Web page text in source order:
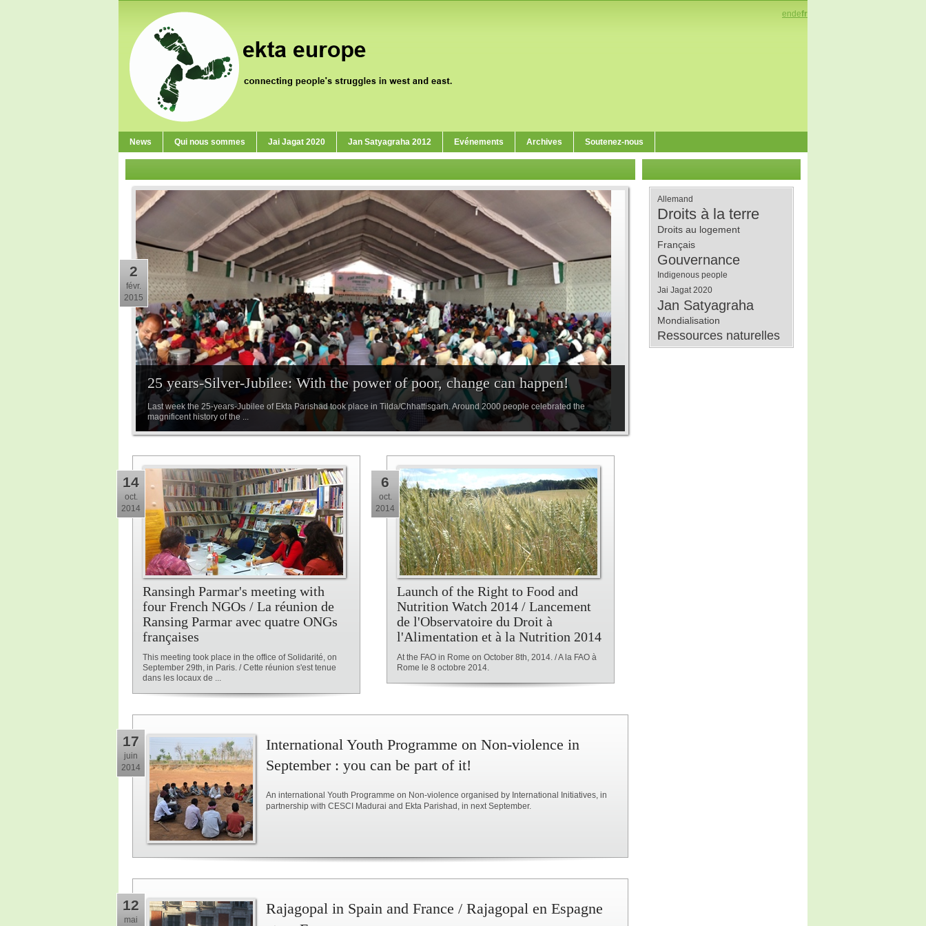
endefr
News Qui nous sommes Jai Jagat 2020 Jan Satyagraha 2012 Evénements Archives Soutenez-nous
25 years-Silver-Jubilee: With the power of poor, change can happen!
Last week the 25-years-Jubilee of Ekta Parishad took place in Tilda/Chhattisgarh. Around 2000 people celebrated the
magnificent history of the ...
2
févr.
2015
Ransingh Parmar's meeting with
four French NGOs / La réunion de
Ransing Parmar avec quatre ONGs
françaises
This meeting took place in the office of Solidarité, on
September 29th, in Paris. / Cette réunion s'est tenue
dans les locaux de ...
14
oct.
2014
Launch of the Right to Food and
Nutrition Watch 2014 / Lancement
de l'Observatoire du Droit à
l'Alimentation et à la Nutrition 2014
At the FAO in Rome on October 8th, 2014. / A la FAO à
Rome le 8 octobre 2014.
6
oct.
2014
17
juin
2014
International Youth Programme on Non-violence in
September : you can be part of it!
An international Youth Programme on Non-violence organised by International Initiatives, in
partnership with CESCI Madurai and Ekta Parishad, in next September.
12
mai
Rajagopal in Spain and France / Rajagopal en Espagne
Allemand
Droits à la terre
Droits au logement
Français
Gouvernance
Indigenous people
Jai Jagat 2020
Jan Satyagraha
Mondialisation
Ressources naturelles